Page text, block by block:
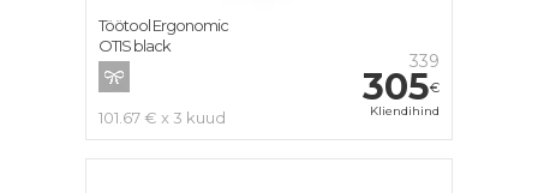
339
305€
Kliendihind
101.67 € x 3 kuud
Töötool Ergonomic
OTIS black